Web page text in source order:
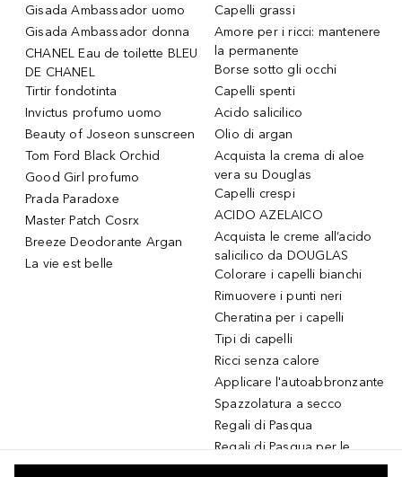
Gisada Ambassador uomo
Gisada Ambassador donna
CHANEL Eau de toilette BLEU
DE CHANEL
Tirtir fondotinta
Invictus profumo uomo
Beauty of Joseon sunscreen
Tom Ford Black Orchid
Good Girl profumo
Prada Paradoxe
Master Patch Cosrx
Breeze Deodorante Argan
La vie est belle
Capelli grassi
Amore per i ricci: mantenere
la permanente
Borse sotto gli occhi
Capelli spenti
Acido salicilico
Olio di argan
Acquista la crema di aloe
vera su Douglas
Capelli crespi
ACIDO AZELAICO
Acquista le creme all’acido
salicilico da DOUGLAS
Colorare i capelli bianchi
Rimuovere i punti neri
Cheratina per i capelli
Tipi di capelli
Ricci senza calore
Applicare l'autoabbronzante
Spazzolatura a secco
Regali di Pasqua
Regali di Pasqua per le
donne